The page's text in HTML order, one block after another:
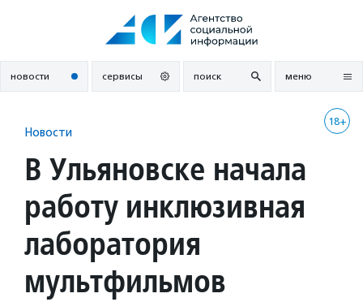
новости сервисы поиск меню
18+
Новости
В Ульяновске начала
работу инклюзивная
лаборатория
мультфильмов